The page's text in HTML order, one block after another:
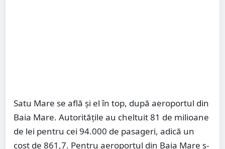
Satu Mare se află și el în top, după aeroportul din
Baia Mare. Autoritățile au cheltuit 81 de milioane
de lei pentru cei 94.000 de pasageri, adică un
cost de 861,7. Pentru aeroportul din Baia Mare s-